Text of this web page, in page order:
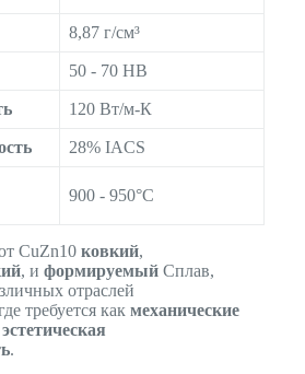
8,87 г/см³
50 - 70 HB
120 Вт/м-К
28% IACS
900 - 950°C
CuZn10 ковкий,
, и формируемыйСплав,
отраслей
требуется как механические
эстетическая
.